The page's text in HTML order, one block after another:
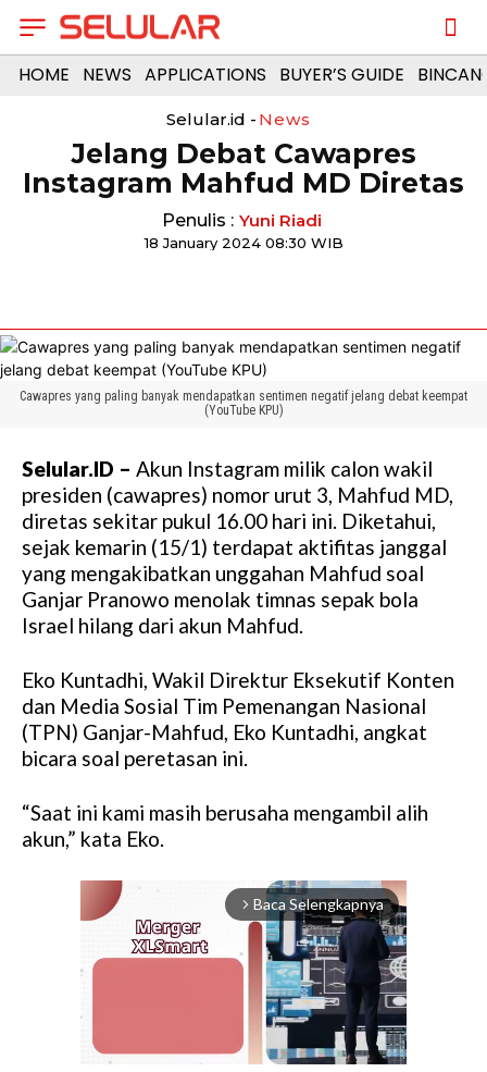
HOME NEWS APPLICATIONS BUYER’S GUIDE
Selular.id - News
Jelang Debat Cawapres
Instagram Mahfud MD Diretas
Penulis : Yuni Riadi
18 January 2024 08:30 WIB
Cawapres yang paling banyak mendapatkan sentimen negatif jelang debat keempat
(YouTube KPU)
Selular.ID – Akun Instagram milik calon wakil
presiden (cawapres) nomor urut 3, Mahfud MD,
diretas sekitar pukul 16.00 hari ini. Diketahui,
sejak kemarin (15/1) terdapat aktifitas janggal
yang mengakibatkan unggahan Mahfud soal
Ganjar Pranowo menolak timnas sepak bola
Israel hilang dari akun Mahfud.
Eko Kuntadhi, Wakil Direktur Eksekutif Konten
dan Media Sosial Tim Pemenangan Nasional
(TPN) Ganjar-Mahfud, Eko Kuntadhi, angkat
bicara soal peretasan ini.
“Saat ini kami masih berusaha mengambil alih
akun,” kata Eko.
arrow_forward_ios Baca Selengkapnya